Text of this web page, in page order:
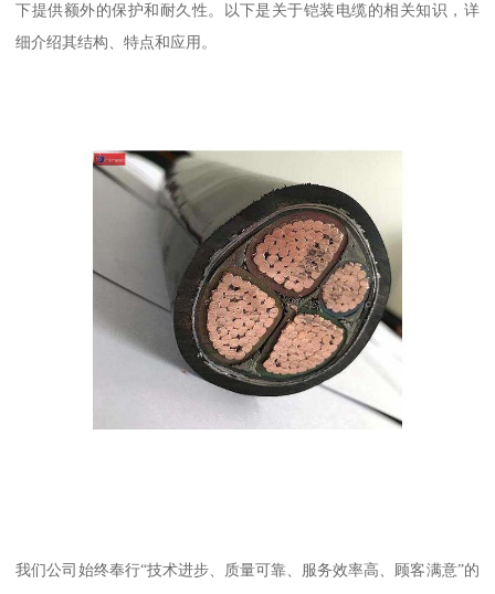
下提供额外的保护和耐久性。以下是关于铠装电缆的相关知识，详
细介绍其结构、特点和应用。
我们公司始终奉行“技术进步、质量可靠、服务效率高、顾客满意”的